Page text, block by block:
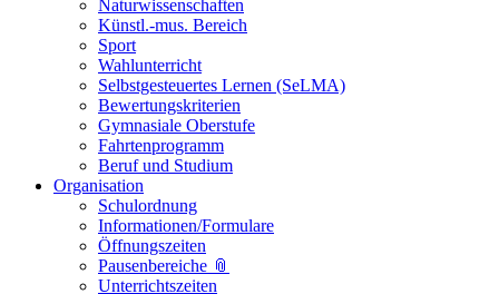
Naturwissenschaften
Künstl.-mus. Bereich
Sport
Wahlunterricht
Selbstgesteuertes Lernen (SeLMA)
Bewertungskriterien
Gymnasiale Oberstufe
Fahrtenprogramm
Beruf und Studium
Organisation
Schulordnung
Informationen/Formulare
Öffnungszeiten
Pausenbereiche 📎
Unterrichtszeiten